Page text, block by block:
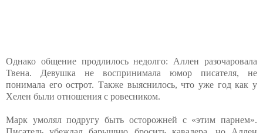
Однако общение продлилось недолго: Аллен разочаровала
Твена. Девушка не воспринимала юмор писателя, не
понимала его острот. Также выяснилось, что уже год как у
Хелен были отношения с ровесником.
Марк умолял подругу быть осторожней с «этим парнем».